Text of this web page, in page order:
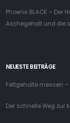
Phoenix BLACK –
Aschegehalt und die
NEUESTE BEITRÄGE
Fettgehalte messen –
Der schnelle Weg zur